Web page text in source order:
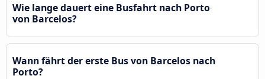
Wie lange dauert eine Busfahrt nach Porto
von Barcelos?
Wann fährt der erste Bus von Barcelos nach
Porto?